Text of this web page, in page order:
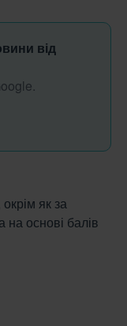
від
як за
основі балів